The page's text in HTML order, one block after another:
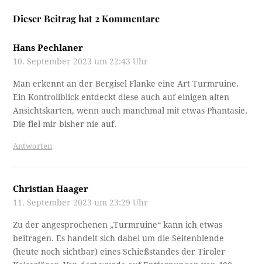
Dieser Beitrag hat 2 Kommentare
Hans Pechlaner
10. September 2023 um 22:43 Uhr
Man erkennt an der Bergisel Flanke eine Art Turmruine.
Ein Kontrollblick entdeckt diese auch auf einigen alten
Ansichtskarten, wenn auch manchmal mit etwas Phantasie.
Die fiel mir bisher nie auf.
Antworten
Christian Haager
11. September 2023 um 23:29 Uhr
Zu der angesprochenen „Turmruine“ kann ich etwas
beitragen. Es handelt sich dabei um die Seitenblende
(heute noch sichtbar) eines Schießstandes der Tiroler